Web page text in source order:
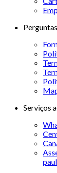
Serviços